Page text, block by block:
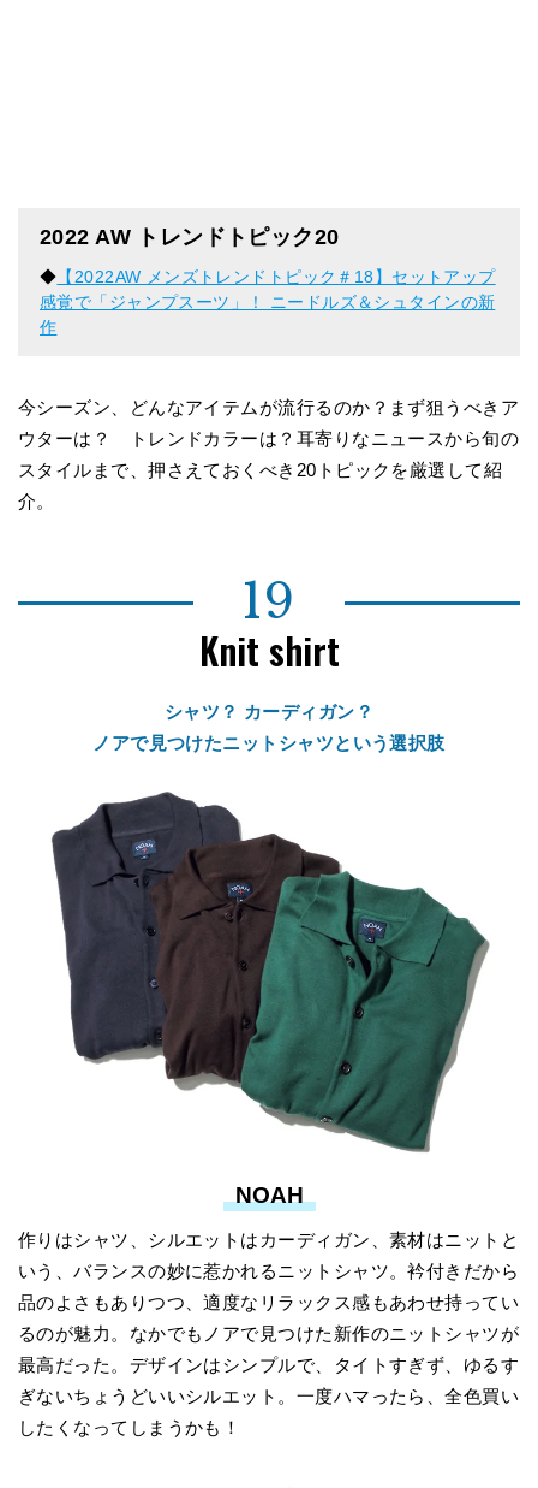
2022 AW トレンドトピック20
◆ 【2022AW メンズトレンドトピック＃18】セットアップ
感覚で「ジャンプスーツ」！ ニードルズ＆シュタインの新
作
今シーズン、どんなアイテムが流行るのか？まず狙うべきア
ウターは？ トレンドカラーは？耳寄りなニュースから旬の
スタイルまで、押さえておくべき20トピックを厳選して紹
介。
19
Knit shirt
シャツ？ カーディガン？
ノアで見つけたニットシャツという選択肢
NOAH
作りはシャツ、シルエットはカーディガン、素材はニットと
いう、バランスの妙に惹かれるニットシャツ。衿付きだから
品のよさもありつつ、適度なリラックス感もあわせ持ってい
るのが魅力。なかでもノアで見つけた新作のニットシャツが
最高だった。デザインはシンプルで、タイトすぎず、ゆるす
ぎないちょうどいいシルエット。一度ハマったら、全色買い
したくなってしまうかも！